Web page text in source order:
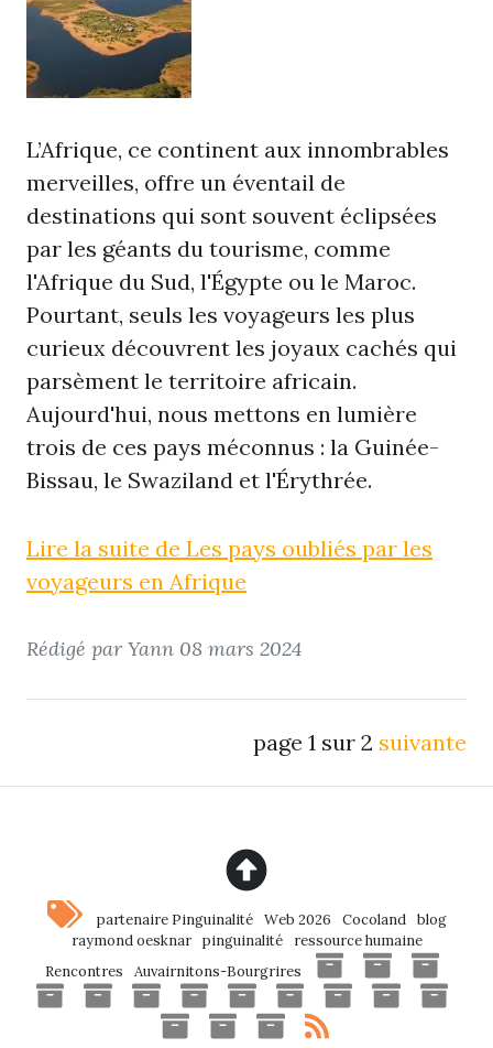
L’Afrique, ce continent aux innombrables
merveilles, offre un éventail de
destinations qui sont souvent éclipsées
par les géants du tourisme, comme
l'Afrique du Sud, l'Égypte ou le Maroc.
Pourtant, seuls les voyageurs les plus
curieux découvrent les joyaux cachés qui
parsèment le territoire africain.
Aujourd'hui, nous mettons en lumière
trois de ces pays méconnus : la Guinée-
Bissau, le Swaziland et l'Érythrée.
Lire la suite de Les pays oubliés par les
voyageurs en Afrique
Rédigé par Yann 08 mars 2024
page 1 sur 2 suivante
partenaire Pinguinalité Web 2026 Cocoland
blog
raymond oesknar
pinguinalité
ressource humaine
Rencontres
Auvairnitons-Bourgrires